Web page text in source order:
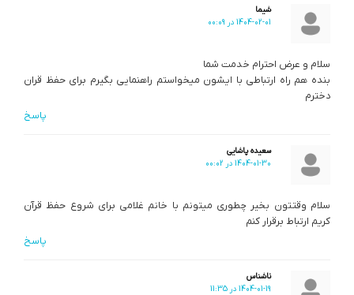
شیما
1404-02-01 در 00:09
سلام و عرض احترام خدمت شما
بنده هم راه ارتباطی با ایشون میخواستم راهنمایی بگیرم برای حفظ قران
دخترم
پاسخ
سعیده پاشایی
1404-01-30 در 00:02
سلام وقتتون بخیر چطوری میتونم با خانم غلامی برای شروع حفظ قرآن
کریم ارتباط برقرار کنم
پاسخ
ناشناس
1404-01-19 در 11:35